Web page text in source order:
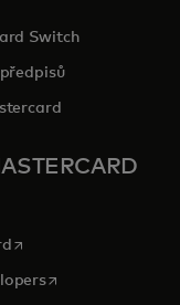
Switch
in a new tab
opens in a new tab
opens in a new tab